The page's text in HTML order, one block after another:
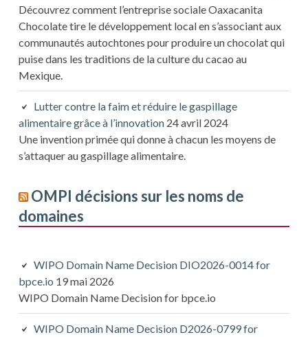
Découvrez comment l’entreprise sociale Oaxacanita
Chocolate tire le développement local en s’associant aux
communautés autochtones pour produire un chocolat qui
puise dans les traditions de la culture du cacao au
Mexique.
Lutter contre la faim et réduire le gaspillage
alimentaire grâce à l’innovation 24 avril 2024
Une invention primée qui donne à chacun les moyens de
s’attaquer au gaspillage alimentaire.
OMPI décisions sur les noms de
domaines
WIPO Domain Name Decision DIO2026-0014 for
bpce.io 19 mai 2026
WIPO Domain Name Decision for bpce.io
WIPO Domain Name Decision D2026-0799 for